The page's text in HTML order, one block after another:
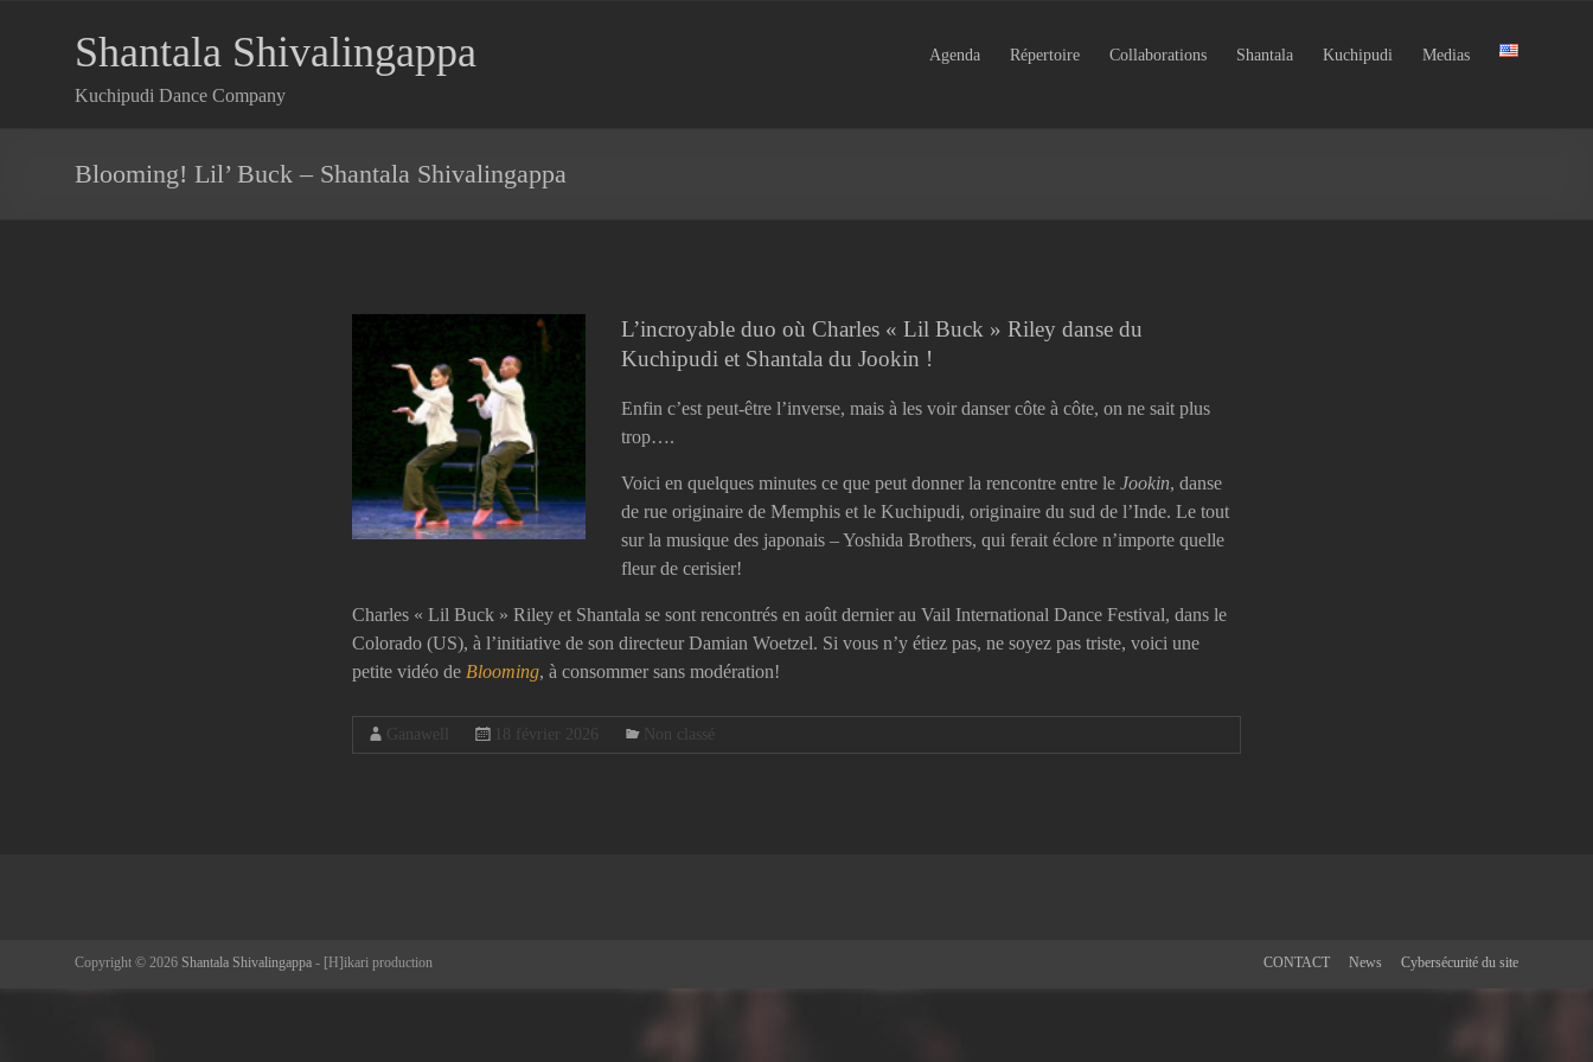
Shantala Shivalingappa
Kuchipudi Dance Company
Agenda Répertoire Collaborations Shantala Kuchipudi Medias
Blooming! Lil’ Buck – Shantala Shivalingappa
L’incroyable duo où Charles « Lil Buck » Riley danse du
Kuchipudi et Shantala du Jookin !
Enfin c’est peut-être l’inverse, mais à les voir danser côte à côte, on ne sait plus
trop….
Voici en quelques minutes ce que peut donner la rencontre entre le Jookin, danse
de rue originaire de Memphis et le Kuchipudi, originaire du sud de l’Inde. Le tout
sur la musique des japonais – Yoshida Brothers, qui ferait éclore n’importe quelle
fleur de cerisier!
Charles « Lil Buck » Riley et Shantala se sont rencontrés en août dernier au Vail International Dance Festival, dans le
Colorado (US), à l’initiative de son directeur Damian Woetzel. Si vous n’y étiez pas, ne soyez pas triste, voici une
petite vidéo de Blooming, à consommer sans modération!
Ganawell 18 février 2026 Non classé
Copyright © 2026 Shantala Shivalingappa - [H]ikari production CONTACT News Cybersécurité du site